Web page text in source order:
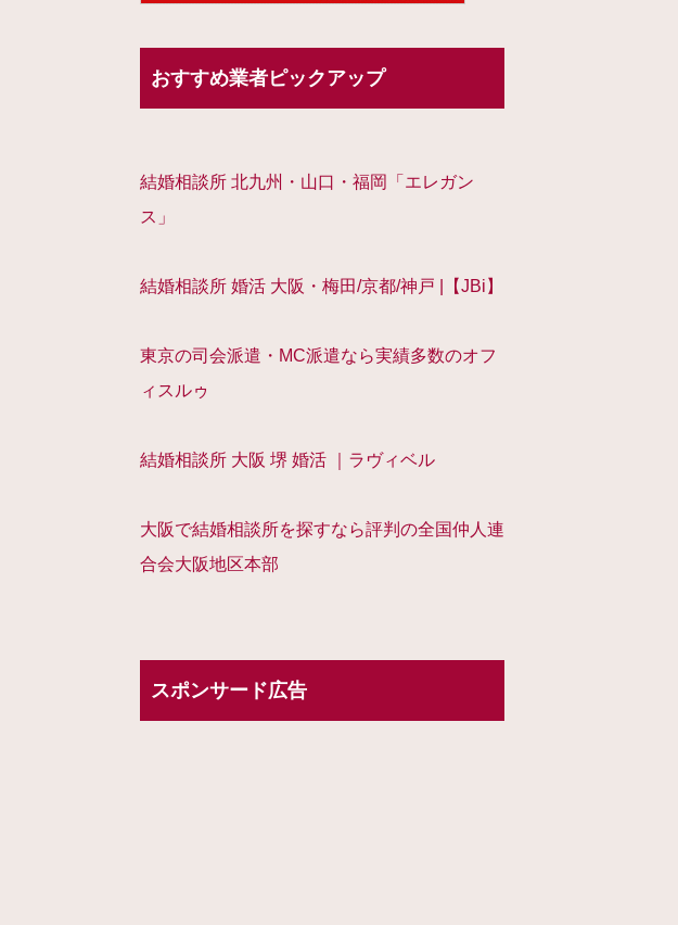
おすすめ業者ピックアップ
結婚相談所 北九州・山口・福岡「エレガン
ス」
結婚相談所 婚活 大阪・梅田/京都/神戸 |【JBi】
東京の司会派遣・MC派遣なら実績多数のオフ
ィスルゥ
結婚相談所 大阪 堺 婚活 ｜ラヴィベル
大阪で結婚相談所を探すなら評判の全国仲人連
合会大阪地区本部
スポンサード広告